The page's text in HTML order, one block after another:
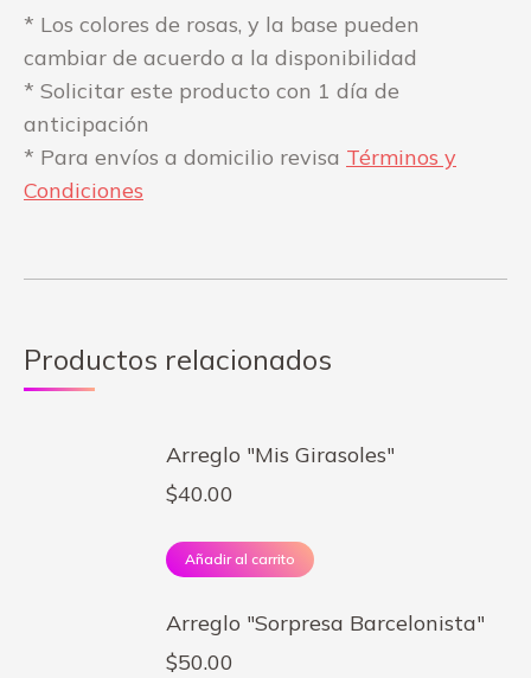
* Los colores de rosas, y la base pueden
cambiar de acuerdo a la disponibilidad
* Solicitar este producto con 1 día de
anticipación
* Para envíos a domicilio revisa Términos y
Condiciones
Productos relacionados
Arreglo "Mis Girasoles"
$40.00
Añadir al carrito
Arreglo "Sorpresa Barcelonista"
$50.00